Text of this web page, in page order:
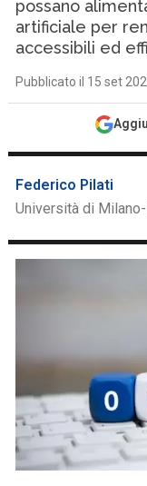
possano
artificiale per
accessibili ed
Pubblicato il 15 set
Federico Pilati
Università di